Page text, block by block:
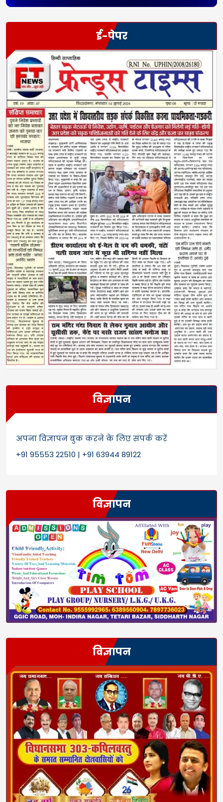
ई-पेपर
विज्ञापन
अपना विज्ञापन बुक करने के लिए संपर्क करें
+91 95553 22510 | +91 63944 89122
विज्ञापन
विज्ञापन